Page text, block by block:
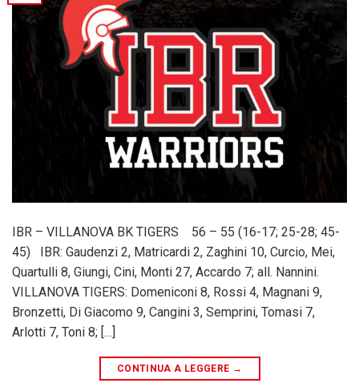
IBR – VILLANOVA BK TIGERS 56 – 55 (16-17; 25-28; 45-
45) IBR: Gaudenzi 2, Matricardi 2, Zaghini 10, Curcio, Mei,
Quartulli 8, Giungi, Cini, Monti 27, Accardo 7; all. Nannini.
VILLANOVA TIGERS: Domeniconi 8, Rossi 4, Magnani 9,
Bronzetti, Di Giacomo 9, Cangini 3, Semprini, Tomasi 7,
Arlotti 7, Toni 8; […]
CONTINUA A LEGGERE →